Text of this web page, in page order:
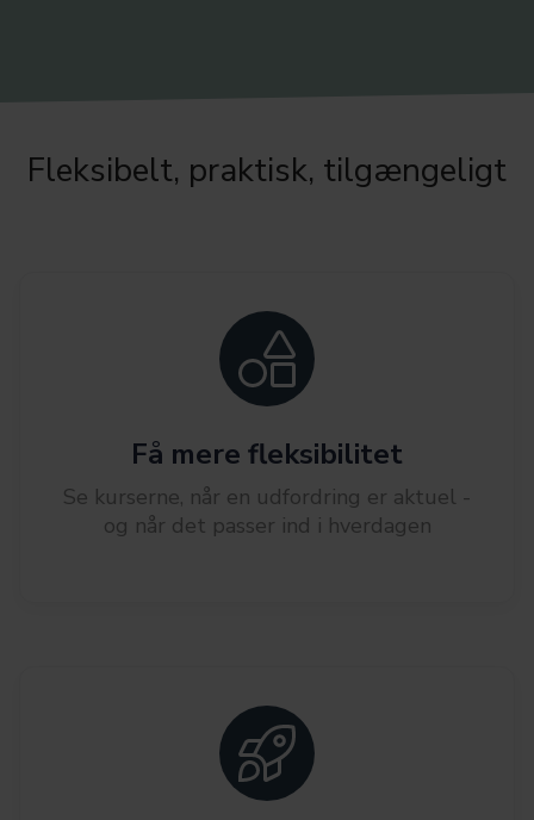
Fleksibelt, praktisk, tilgængeligt
Få mere fleksibilitet
Se kurserne, når en udfordring er aktuel -
og når det passer ind i hverdagen